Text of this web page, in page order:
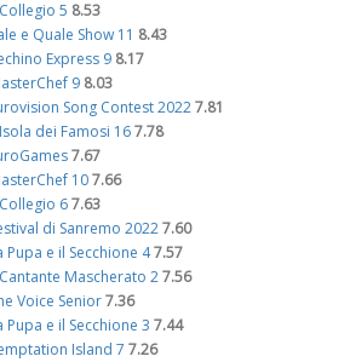
5 8.53
e Quale Show 11 8.43
Express 9 8.17
9 8.03
Song Contest 2022 7.81
dei Famosi 16 7.78
7.67
10 7.66
6 7.63
di Sanremo 2022 7.60
Pupa e il Secchione 47.57
Mascherato 2 7.56
Voice Senior 7.36
Pupa e il Secchione 3 7.44
Island 7 7.26